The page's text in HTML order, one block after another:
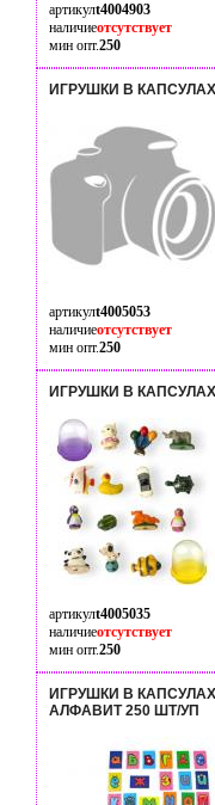
артикулt4004903
наличиеотсутствует
мин опт.250
ИГРУШКИ В
артикулt4005053
наличиеотсутствует
мин опт.250
ИГРУШКИ В
артикулt4005035
наличиеотсутствует
мин опт.250
ИГРУШКИ В
АЛФАВИТ 250 ШТ/УП